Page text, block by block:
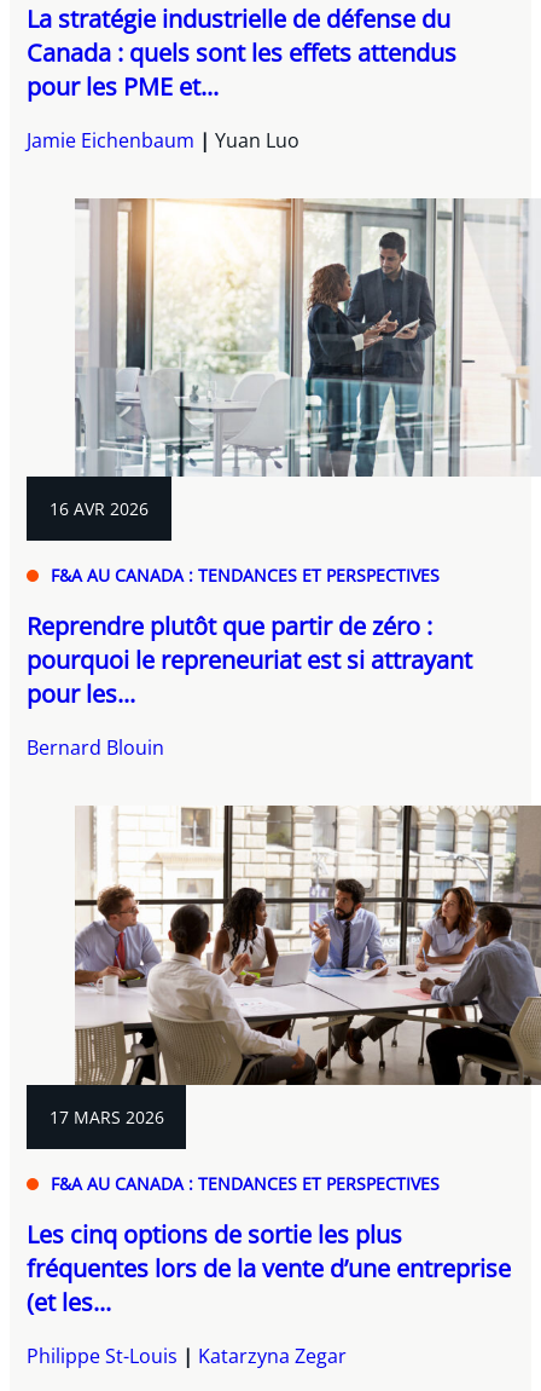
La stratégie industrielle de défense du
Canada : quels sont les effets attendus
pour les PME et...
Jamie Eichenbaum Yuan Luo
16 AVR 2026
F&A AU CANADA : TENDANCES ET PERSPECTIVES
Reprendre plutôt que partir de zéro :
pourquoi le repreneuriat est si attrayant
pour les...
Bernard Blouin
17 MARS 2026
F&A AU CANADA : TENDANCES ET PERSPECTIVES
Les cinq options de sortie les plus
fréquentes lors de la vente d’une entreprise
(et les...
Philippe St-Louis Katarzyna Zegar